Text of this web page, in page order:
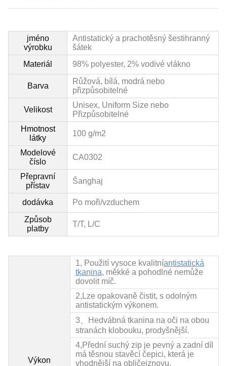
jméno
výrobku
Antistatický a prachotěsný šestihranný
šátek
Materiál
98% polyester, 2% vodivé vlákno
Barva
Růžová, bílá, modrá nebo
přizpůsobitelné
Velikost
Unisex, Uniform Size nebo
Přizpůsobitelné
Hmotnost
látky
100 g/m2
Modelové
číslo
CA0302
Přepravní
přístav
Šanghaj
dodávka
Po moři/vzduchem
Způsob
platby
T/T, L/C
Výkon
1, Použití vysoce kvalitníantistatická
tkanina, měkké a pohodlné nemůže
dovolit míč.
2, Lze opakovaně čistit, s odolným
antistatickým výkonem.
3、Hedvábná tkanina na oči na obou
stranách klobouku, prodyšnější.
4, Přední suchý zip je pevný a zadní díl
má těsnou stavěcí čepici, která je
vhodnější na obličejznovu.